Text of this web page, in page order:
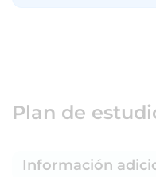
Plan de
Información